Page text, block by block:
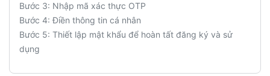
Bước 3: Nhập mã xác thực OTP
Bước 4: Điền thông tin cá nhân
Bước 5: Thiết lập mật khẩu để hoàn tất đăng ký và sử
dụng